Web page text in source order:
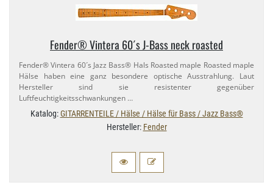
Fender® Vintera 60´s J-​Bass neck roasted
Fender® Vintera 60´s Jazz Bass® Hals Roasted maple Roasted maple
Hälse haben eine ganz besondere optische Ausstrahlung. Laut
Hersteller sind sie resistenter gegenüber
Luftfeuchtigkeitsschwankungen …
Katalog:GITARRENTEILE / Hälse / Hälse für Bass / Jazz Bass®
Hersteller: Fender